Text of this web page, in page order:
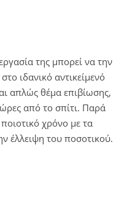
της μπορεί να την
ιδανικό αντικείμενό
απλώς θέμα επιβίωσης,
ώρες από το σπίτι. Παρά
χρόνο με τα
έλλειψη του ποσοτικού.